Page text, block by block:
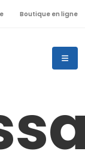
Boutique en ligne